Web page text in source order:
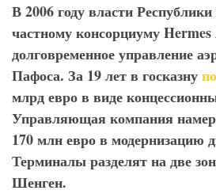
В 2006 году власти
частному консорциумуHermes
долговременное управление
Пафоса. За 19 лет в госказну
млрд евро в виде
Управляющая компания
170 млн евро в модернизацию
Терминалы разделят на две
Шенген.